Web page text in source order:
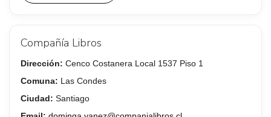
Compañía Libros
Dirección: Cenco Costanera Local 1537 Piso 1
Comuna: Las Condes
Ciudad: Santiago